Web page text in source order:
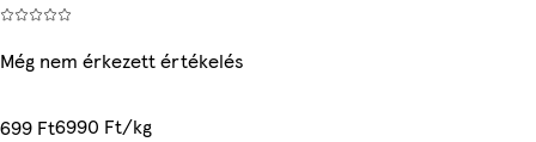
Még nem érkezett értékelés
699 Ft6990 Ft/kg